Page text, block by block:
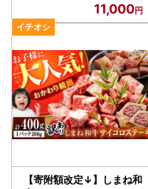
11,000
【寄附額改定↓】しまね和